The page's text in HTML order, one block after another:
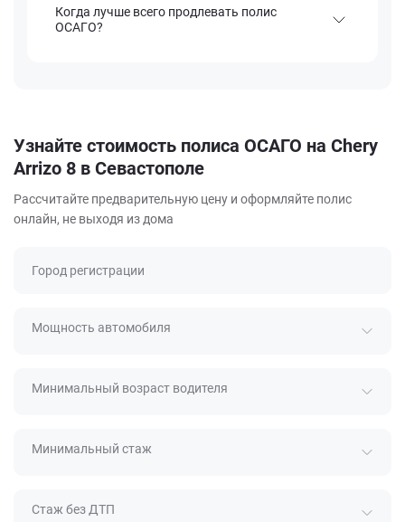
Когда лучше всего продлевать полис
ОСАГО?
Узнайте стоимость полиса ОСАГО на Chery
Arrizo 8 в Севастополе
Рассчитайте предварительную цену и оформляйте полис
онлайн, не выходя из дома
Город регистрации
Мощность автомобиля
Минимальный возраст водителя
Минимальный стаж
Стаж без ДТП